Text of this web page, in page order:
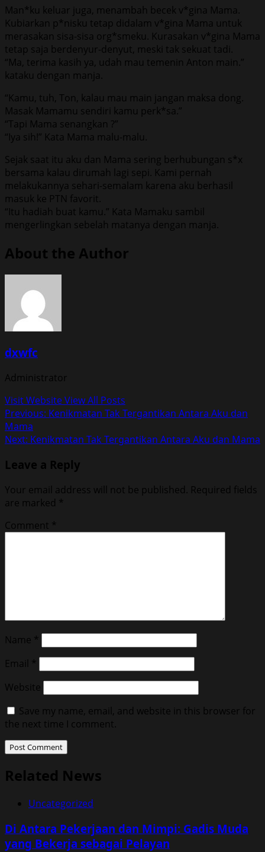
Man*ku keluar juga, menambah becek v*gina Mama.
Kubiarkan p*nisku tetap didalam v*gina Mama untuk
merasakan sisa-sisa org*smeku. Kurasakan v*gina Mama
tetap saja berdenyur-denyut, meski tak sekuat tadi.
“Ma, terima kasih ya, udah mau temenin Anton main.”
kataku dengan manja.
“Kamu, tuh, Ton, kalau mau main jangan maksa dong.
Masak Mamamu sendiri kamu perk*sa.”
“Tapi Mama senangkan ?”
“Iya sih!” Kata Mama malu-malu.
Sejak saat itu aku dan Mama sering berhubungan s*x
bersama kalau dirumah lagi sepi. Kami pernah
melakukannya sehari-semalam karena aku berhasil
masuk ke PTN favorit.
“Itu hadiah buat kamu.” Kata Mamaku sambil
mengerlingkan sebelah matanya dengan manja.
About the Author
dxwfc
Administrator
Visit WebsiteView All Posts
Post
navigation
Previous: Kenikmatan Tak Tergantikan Antara Aku dan
Mama
Next: Kenikmatan Tak Tergantikan Antara Aku dan Mama
Leave a Reply
Your email address will not be published. Required fields
are marked *
Comment *
Name *
Email
*
Website
Save my name, email, and website in this browser for
the next time I comment.
Related News
Uncategorized
Di Antara Pekerjaan dan Mimpi: Gadis Muda
yang Bekerja sebagai Pelayan